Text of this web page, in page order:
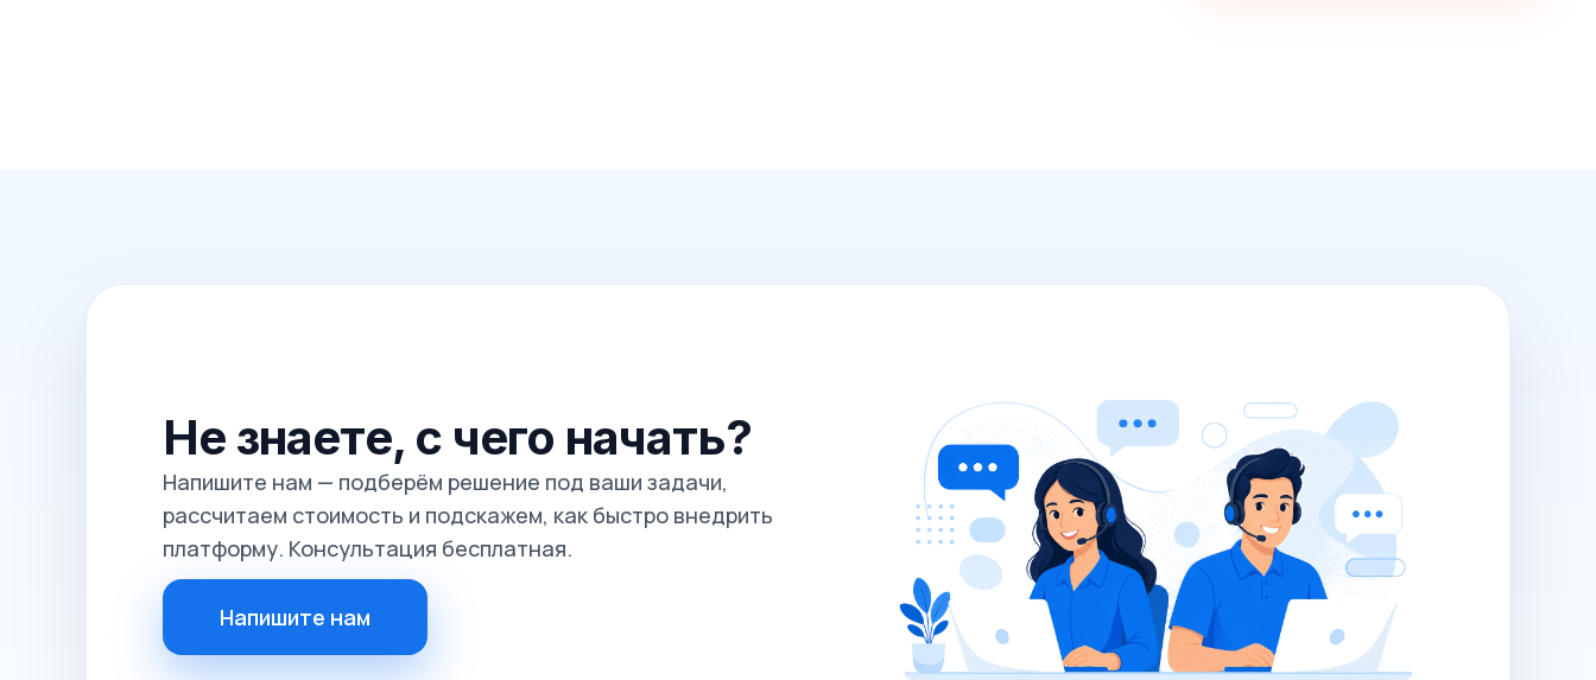
Не знаете, с чего начать?
Напишите нам — подберём решение под ваши задачи,
рассчитаем стоимость и подскажем, как быстро внедрить
платформу. Консультация бесплатная.
Напишите нам